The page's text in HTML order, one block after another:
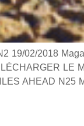
19/02/2018
LE
AHEAD N25